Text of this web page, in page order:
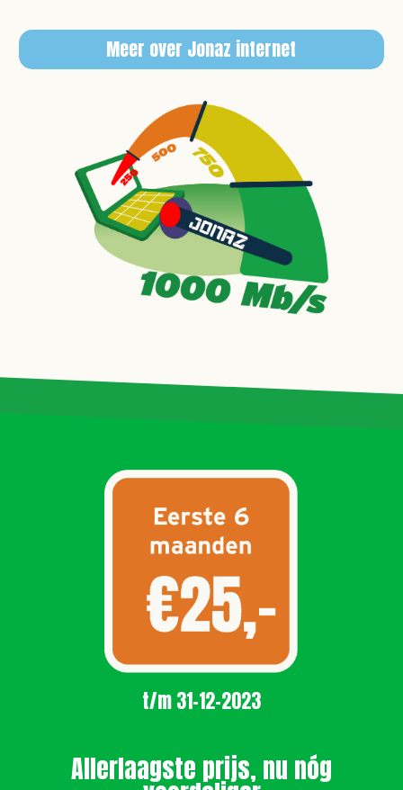
Meer over Jonaz internet
t/m 31-12-2023
Allerlaagste prijs, nu nóg